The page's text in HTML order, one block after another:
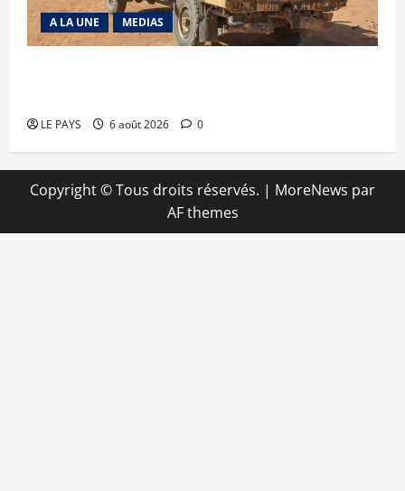
A LA UNE MEDIAS
LE PAYS 6 août 2026 0
Copyright © Tous droits réservés. | MoreNews par
AF themes